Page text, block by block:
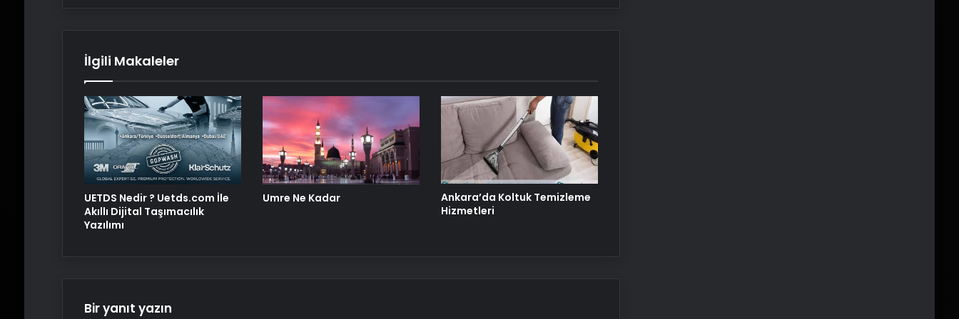
Ankara rent a car
Ankara rent a car
25 Yıllık Miras Davasında Gözler
Temmuz Ayındaki Karar
İlgili Makaleler
UETDS Nedir ? Uetds.com İle
Akıllı Dijital Taşımacılık
Yazılımı
Umre Ne Kadar
Ankara’da Koltuk Temizleme
Hizmetleri
Bir yanıt yazın